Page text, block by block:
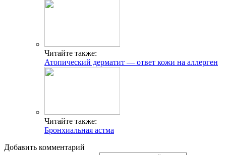
Читайте также:
Атопический дерматит — ответ кожи на аллерген
Читайте также:
Бронхиальная астма
Добавить комментарий